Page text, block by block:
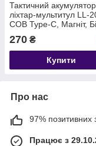
Тактичний
ліхтар-мультитул LL-
COB Type-C, Магніт,
270 ₴
Купити
Про нас
97% позитивних
Працює з